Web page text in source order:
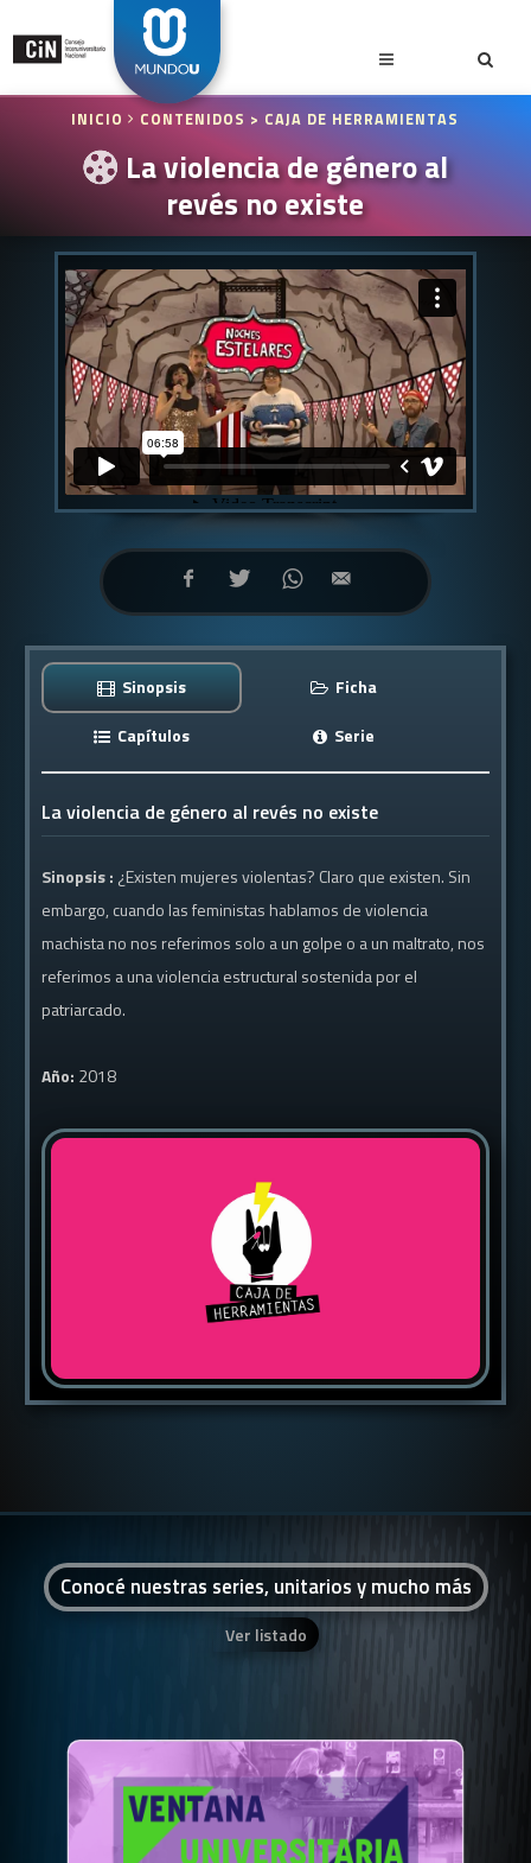
INICIO CONTENIDOS > CAJA DE HERRAMIENTAS
La violencia de género al
revés no existe
Sinopsis
Ficha
Capítulos
Serie
La violencia de género al revés no existe
Sinopsis : ¿Existen mujeres violentas? Claro que existen. Sin
embargo, cuando las feministas hablamos de violencia
machista no nos referimos solo a un golpe o a un maltrato, nos
referimos a una violencia estructural sostenida por el
patriarcado.
Año: 2018
Conocé nuestras series, unitarios y mucho más
Ver listado